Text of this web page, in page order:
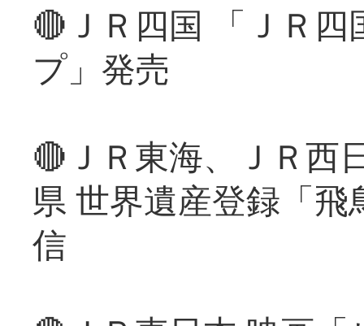
🔴ＪＲ四国 「ＪＲ
プ」発売
🔴ＪＲ東海、ＪＲ西
県 世界遺産登録「
信